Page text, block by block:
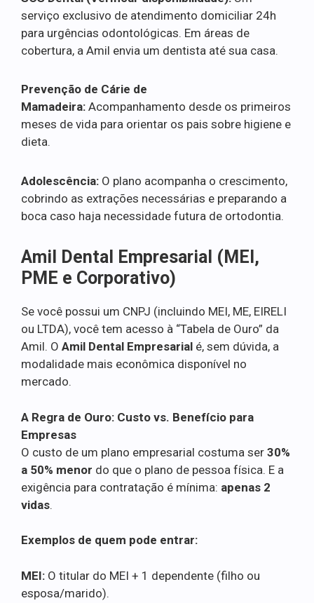
serviço exclusivo de atendimento domiciliar 24h
para urgências odontológicas. Em áreas de
cobertura, a Amil envia um dentista até sua casa.
Prevenção de Cárie de
Mamadeira: Acompanhamento desde os primeiros
meses de vida para orientar os pais sobre higiene e
dieta.
Adolescência: O plano acompanha o crescimento,
cobrindo as extrações necessárias e preparando a
boca caso haja necessidade futura de ortodontia.
Amil Dental Empresarial (MEI,
PME e Corporativo)
Se você possui um CNPJ (incluindo MEI, ME, EIRELI
ou LTDA), você tem acesso à “Tabela de Ouro” da
Amil. O Amil Dental Empresarial é, sem dúvida, a
modalidade mais econômica disponível no
mercado.
A Regra de Ouro: Custo vs. Benefício para
Empresas
O custo de um plano empresarial costuma ser 30%
a 50% menor do que o plano de pessoa física. E a
exigência para contratação é mínima: apenas 2
vidas.
Exemplos de quem pode entrar:
MEI: O titular do MEI + 1 dependente (filho ou
esposa/marido).